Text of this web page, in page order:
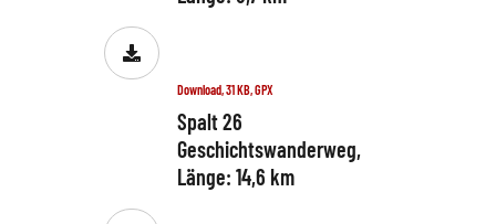
Download, 31 KB, GPX
Spalt 26
Geschichtswanderweg,
Länge: 14,6 km